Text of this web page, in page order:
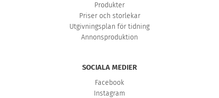
Produkter
Priser och storlekar
Utgivningsplan för tidning
Annonsproduktion
SOCIALA MEDIER
Facebook
Instagram